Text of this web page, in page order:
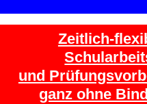
Zeitlich-
und
ganz ohne